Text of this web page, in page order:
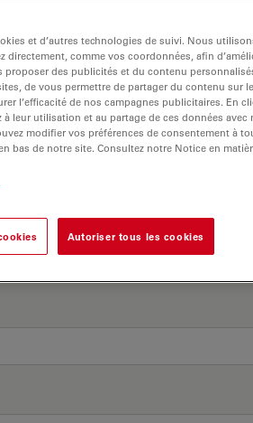
et d’autres technologies de suivi. Nous
comme vos coordonnées, afin
des publicités et du contenu
de vous permettre de partager du contenu sur
l’efficacité de nos campagnes publicitaires. En
leur utilisation et au partage de ces données avec
modifier vos préférences de consentement à
bas de notre site. Consultez notre Notice en
Autoriser tous les cookies